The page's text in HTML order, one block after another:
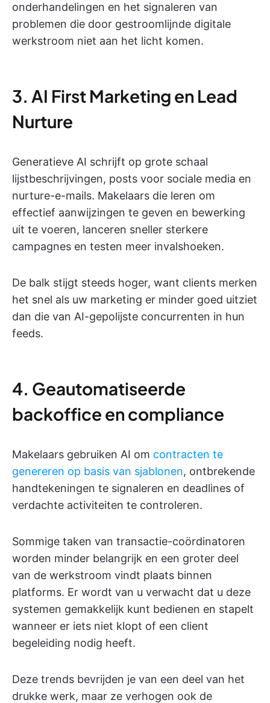
onderhandelingen en het signaleren van
problemen die door gestroomlijnde digitale
werkstroom niet aan het licht komen.
3. AI First Marketing en Lead
Nurture
Generatieve AI schrijft op grote schaal
lijstbeschrijvingen, posts voor sociale media en
nurture-e-mails. Makelaars die leren om
effectief aanwijzingen te geven en bewerking
uit te voeren, lanceren sneller sterkere
campagnes en testen meer invalshoeken.
De balk stijgt steeds hoger, want clients merken
het snel als uw marketing er minder goed uitziet
dan die van AI-gepolijste concurrenten in hun
feeds.
4. Geautomatiseerde
backoffice en compliance
Makelaars gebruiken AI om contracten te
genereren op basis van sjablonen, ontbrekende
handtekeningen te signaleren en deadlines of
verdachte activiteiten te controleren.
Sommige taken van transactie-coördinatoren
worden minder belangrijk en een groter deel
van de werkstroom vindt plaats binnen
platforms. Er wordt van u verwacht dat u deze
systemen gemakkelijk kunt bedienen en stapelt
wanneer er iets niet klopt of een client
begeleiding nodig heeft.
Deze trends bevrijden je van een deel van het
drukke werk, maar ze verhogen ook de